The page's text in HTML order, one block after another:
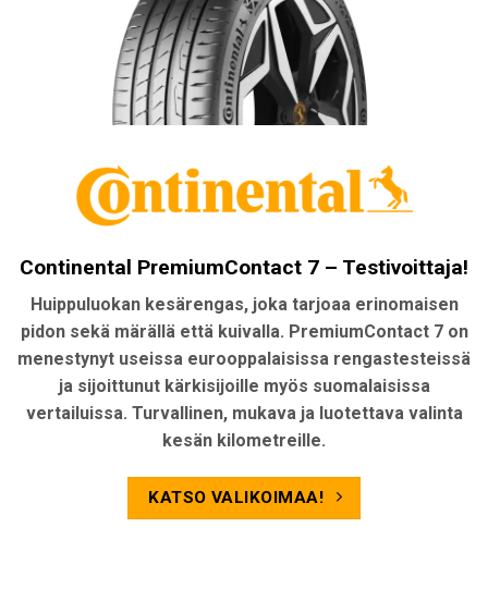
Continental PremiumContact 7 – Testivoittaja!
Huippuluokan kesärengas, joka tarjoaa erinomaisen
pidon sekä märällä että kuivalla. PremiumContact 7 on
menestynyt useissa eurooppalaisissa rengastesteissä
ja sijoittunut kärkisijoille myös suomalaisissa
vertailuissa. Turvallinen, mukava ja luotettava valinta
kesän kilometreille.
KATSO VALIKOIMAA!